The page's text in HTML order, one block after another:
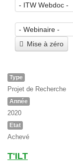
Mise à zéro
Type
Projet de Recherche
Année
2020
Etat
Achevé
T'ILT